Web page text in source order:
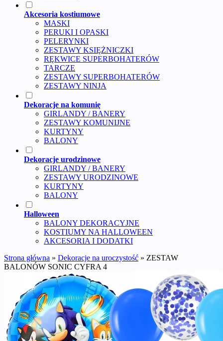
Akcesoria kostiumowe
MASKI
PERUKI I OPASKI
PELERYNKI
ZESTAWY KSIĘŻNICZKI
RĘKWICE SUPERBOHATERÓW
TARCZE
ZESTAWY SUPERBOHATERÓW
ZESTAWY NINJA
Dekoracje na komunię
GIRLANDY / BANERY
ZESTAWY KOMUNIJNE
KURTYNY
BALONY
Dekoracje urodzinowe
GIRLANDY / BANERY
ZESTAWY URODZINOWE
KURTYNY
BALONY
Halloween
BALONY DEKORACYJNE
KOSTIUMY NA HALLOWEEN
AKCESORIA I DODATKI
Strona główna » Dekoracje na uroczystość » ZESTAW
BALONÓW SONIC CYFRA 4